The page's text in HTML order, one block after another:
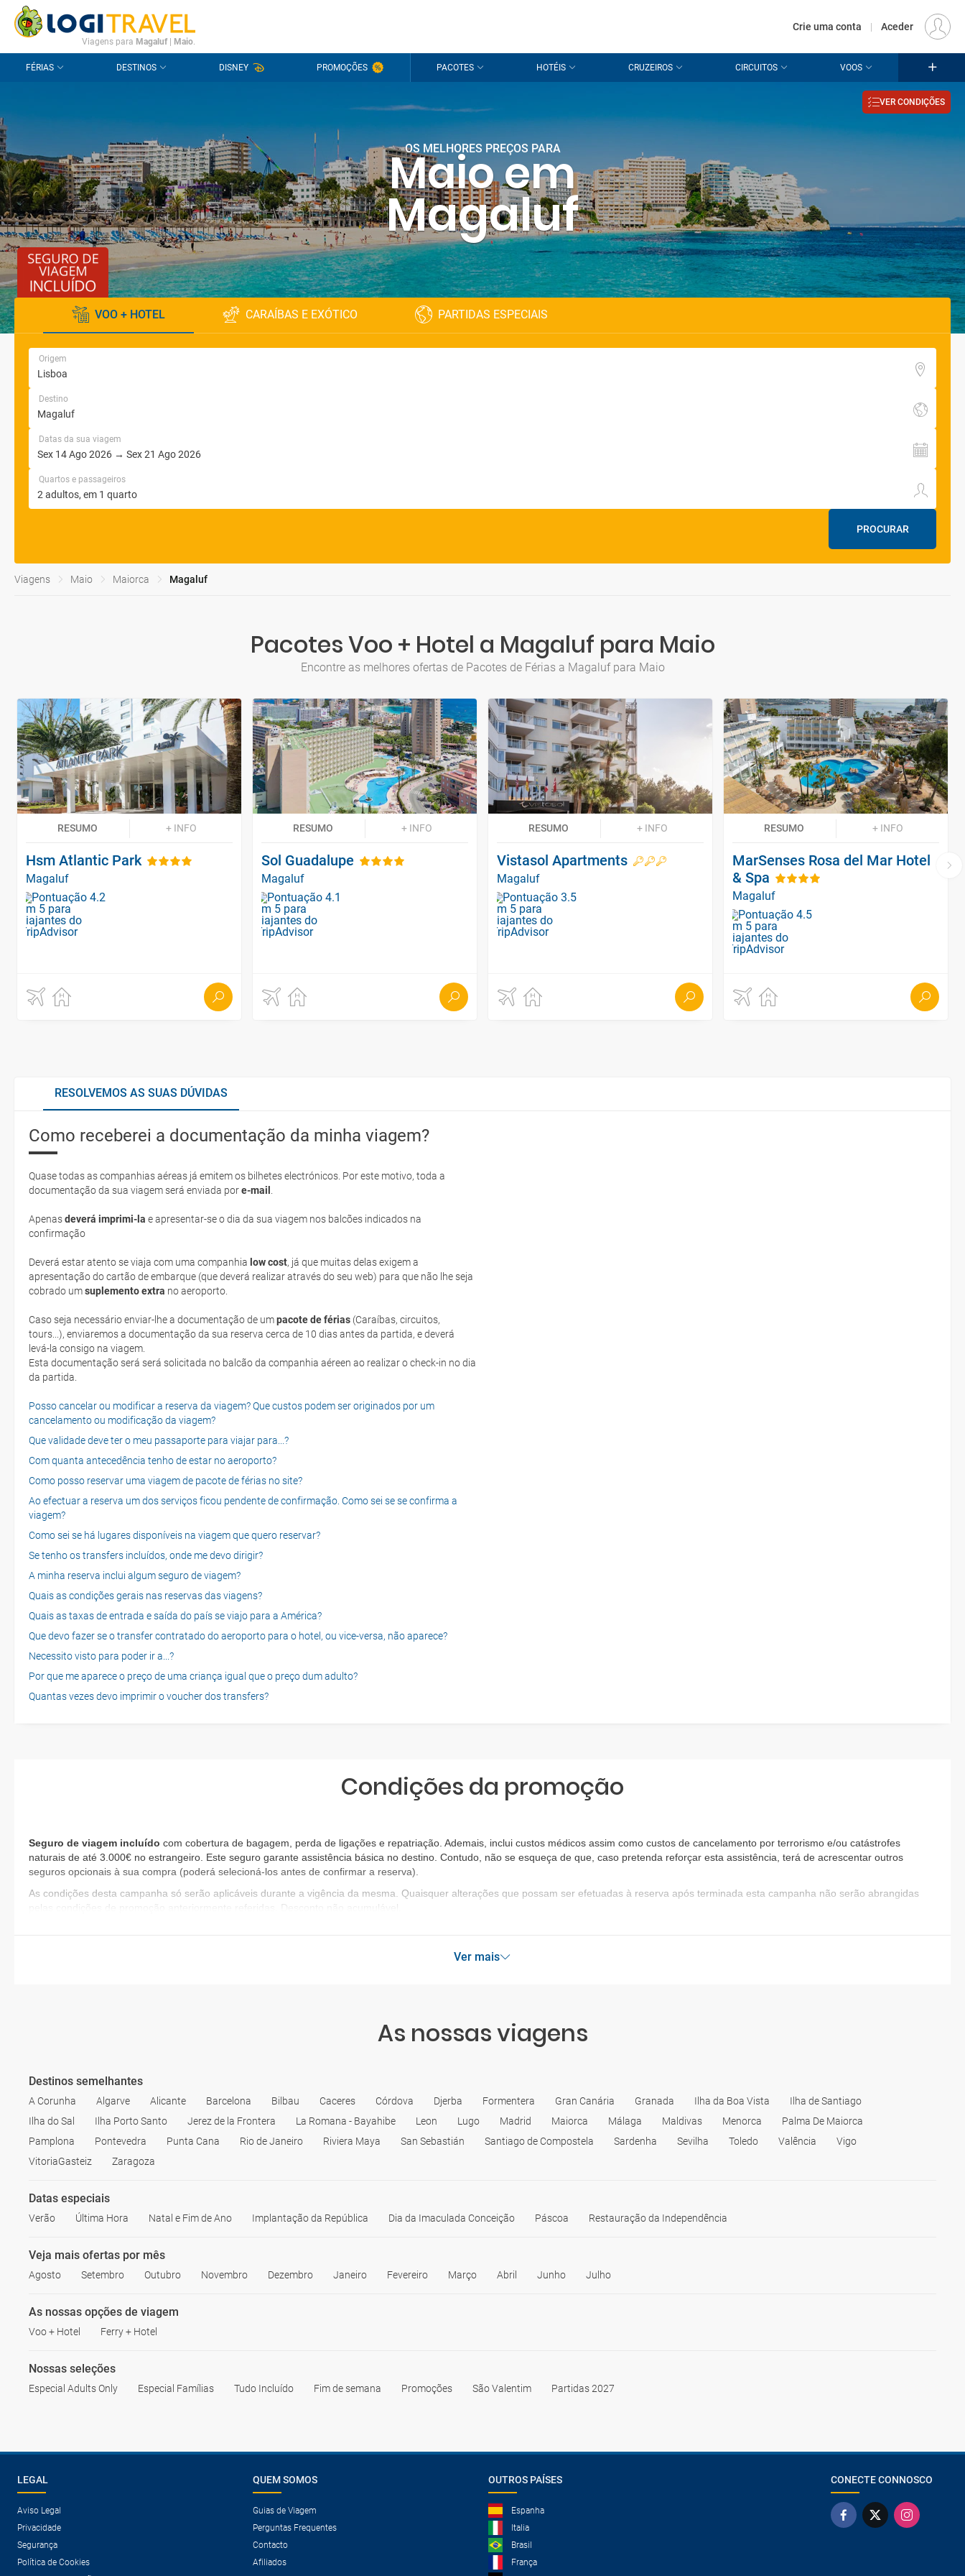
CONTACTO PERGUNTAS FREQUENTES EUR
Viagens para Magaluf| Maio.
Crie uma conta | Aceder
FÉRIAS DESTINOS DISNEY PROMOÇÕES PACOTES HOTÉIS CRUZEIROS CIRCUITOS VOOS
OS MELHORES PREÇOS PARA
Maio em
Magaluf
VER CONDIÇÕES
VOO + HOTEL CARAÍBAS E EXÓTICO PARTIDAS ESPECIAIS
Origem
Destino
Datas da sua viagem
Quartos e passageiros
PROCURAR
Viagens Maio Maiorca Magaluf
Pacotes Voo + Hotel a Magaluf para Maio
Encontre as melhores ofertas de Pacotes de Férias a Magaluf para Maio
RESUMO + INFO
Hsm Atlantic Park
Magaluf
RESUMO + INFO
Sol Guadalupe
Magaluf
RESUMO + INFO
Vistasol Apartments
Magaluf
RESUMO + INFO
MarSenses Rosa del Mar Hotel
& Spa
Magaluf
RESOLVEMOS AS SUAS DÚVIDAS
Como receberei a documentação da minha viagem?
Quase todas as companhias aéreas já emitem os bilhetes electrónicos. Por este motivo, toda a
documentação da sua viagem será enviada pore-mail
Apenasdeverá imprimi-la e apresentar-se o dia da sua viagem nos balcões indicados na
confirmação
Deverá estar atento se viaja com uma companhia low cost, já que muitas delas exigem a
apresentação do cartão de embarque (que deverá realizar através do seu web) para que não lhe seja
cobrado umsuplemento extra no aeroporto.
Caso seja necessário enviar-lhe a documentação de umpacote de férias (Caraíbas, circuitos,
tours...), enviaremos a documentação da sua reserva cerca de 10 dias antes da partida, e deverá
levá-la consigo na viagem.
Esta documentação será será solicitada no balcão da companhia aéreen ao realizar o check-in no dia
da partida.
Posso cancelar ou modificar a reserva da viagem? Que custos podem ser originados por um
cancelamento ou modificação da viagem?
Que validade deve ter o meu passaporte para viajar para...?
Com quanta antecedência tenho de estar no aeroporto?
Como posso reservar uma viagem de pacote de férias no site?
Ao efectuar a reserva um dos serviços ficou pendente de confirmação. Como sei se se confirma a
viagem?
Como sei se há lugares disponíveis na viagem que quero reservar?
Se tenho os transfers incluídos, onde me devo dirigir?
A minha reserva inclui algum seguro de viagem?
Quais as condições gerais nas reservas das viagens?
Quais as taxas de entrada e saída do país se viajo para a América?
Que devo fazer se o transfer contratado do aeroporto para o hotel, ou vice-versa, não aparece?
Necessito visto para poder ir a...?
Por que me aparece o preço de uma criança igual que o preço dum adulto?
Quantas vezes devo imprimir o voucher dos transfers?
Condições da promoção
Seguro de viagem incluído com cobertura de bagagem, perda de ligações e repatriação. Ademais, inclui custos médicos assim como custos de cancelamento por terrorismo e/ou catástrofes
naturais de até 3.000€ no estrangeiro. Este seguro garante assistência básica no destino. Contudo, não se esqueça de que, caso pretenda reforçar esta assistência, terá de acrescentar outros
seguros opcionais à sua compra (poderá selecioná-los antes de confirmar a reserva).
As condições desta campanha só serão aplicáveis durante a vigência da mesma. Quaisquer alterações que possam ser efetuadas à reserva após terminada esta campanha não serão abrangidas
pelas condições de promoção anteriormente referidas. Desconto não acumulável.
Ver mais
As nossas viagens
Destinos semelhantes
A Corunha Algarve Alicante Barcelona Bilbau Caceres Córdova Djerba Formentera Gran Canária Granada Ilha da Boa Vista
Ilha de Santiago
Ilha do Sal
Ilha Porto Santo Jerez de la Frontera La Romana - Bayahibe Leon Lugo Madrid Maiorca Málaga Maldivas Menorca
Palma De Maiorca
Pamplona
Pontevedra Punta Cana Rio de Janeiro Riviera Maya San Sebastián Santiago de Compostela Sardenha Sevilha Toledo Valência
Vigo
VitoriaGasteiz
Zaragoza
Datas especiais
Verão Última Hora Natal e Fim de Ano Implantação da República Dia da Imaculada Conceição Páscoa Restauração da Independência
Veja mais ofertas por mês
Agosto Setembro Outubro Novembro Dezembro Janeiro Fevereiro Março Abril Junho Julho
As nossas opções de viagem
Voo + Hotel Ferry + Hotel
Nossas seleções
Especial Adults Only Especial Famílias Tudo Incluído Fim de semana Promoções São Valentim Partidas 2027
LEGAL
Aviso Legal
Privacidade
Segurança
Política de Cookies
QUEM SOMOS
Guias de Viagem
Perguntas Frequentes
Contacto
Afiliados
OUTROS PAÍSES
Espanha
Italia
Brasil
França
CONECTE CONNOSCO